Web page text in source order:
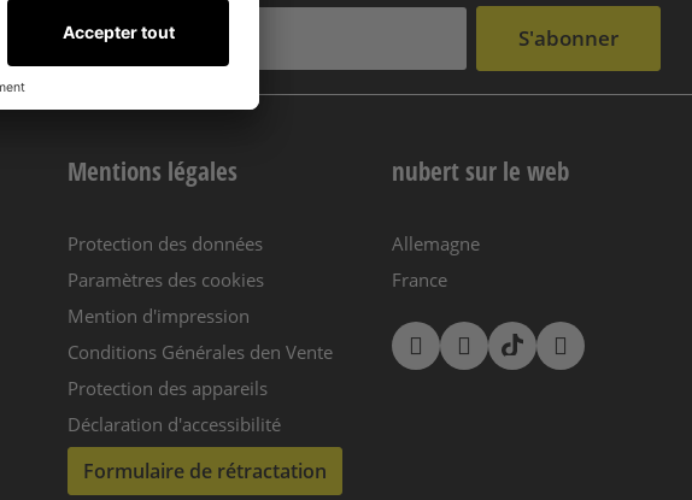
S'abonner
Mentions légales
Protection des données
Paramètres des cookies
Mention d'impression
Conditions Générales den Vente
Protection des appareils
Déclaration d'accessibilité
Formulaire de rétractation
nubert sur le web
Allemagne
France